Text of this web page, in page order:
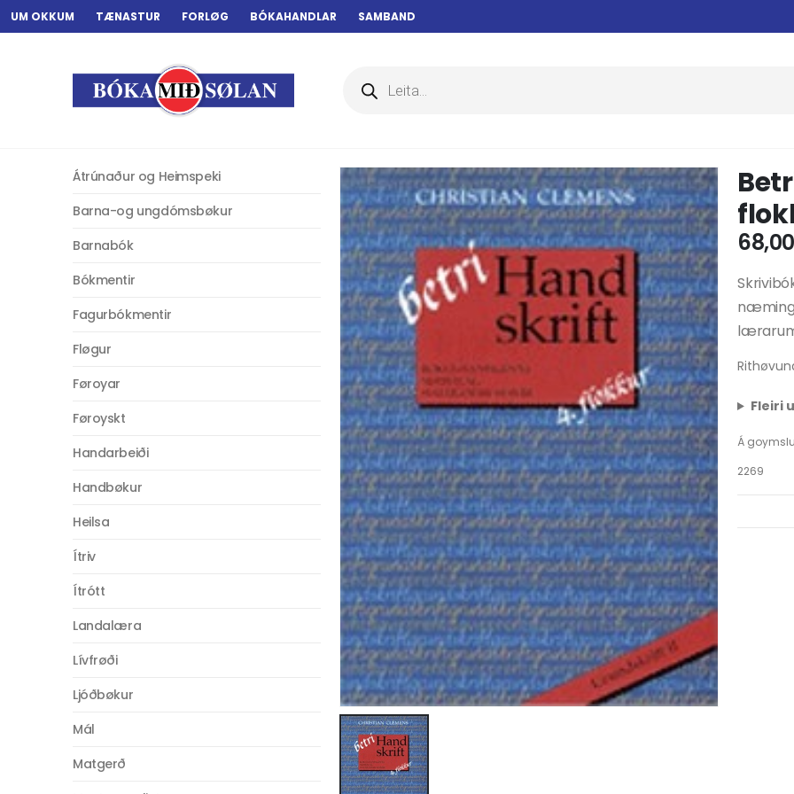
UM OKKUM TÆNASTUR FORLØG BÓKAHANDLAR SAMBAND
search
68,00
Fleiri
Á goymslu
2269
Átrúnaður og Heimspeki
Barna-og ungdómsbøkur
Barnabók
Bókmentir
Fagurbókmentir
Fløgur
Føroyar
Føroyskt
Handarbeiði
Handbøkur
Heilsa
Ítriv
Ítrótt
Landalæra
Lívfrøði
Ljóðbøkur
Mál
Matgerð